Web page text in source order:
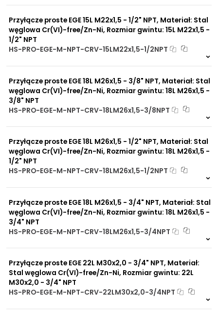
Przyłącze proste EGE 15L M22x1,5 - 1/2" NPT, Materiał: Stal
węglowa Cr(VI)-free/Zn-Ni, Rozmiar gwintu: 15L M22x1,5 -
1/2" NPT
HS-PRO-EGE-M-NPT-CRV-15LM22x1,5-1/2NPT
Przyłącze proste EGE 18L M26x1,5 - 3/8" NPT, Materiał: Stal
węglowa Cr(VI)-free/Zn-Ni, Rozmiar gwintu: 18L M26x1,5 -
3/8" NPT
HS-PRO-EGE-M-NPT-CRV-18LM26x1,5-3/8NPT
Przyłącze proste EGE 18L M26x1,5 - 1/2" NPT, Materiał: Stal
węglowa Cr(VI)-free/Zn-Ni, Rozmiar gwintu: 18L M26x1,5 -
1/2" NPT
HS-PRO-EGE-M-NPT-CRV-18LM26x1,5-1/2NPT
Przyłącze proste EGE 18L M26x1,5 - 3/4" NPT, Materiał: Stal
węglowa Cr(VI)-free/Zn-Ni, Rozmiar gwintu: 18L M26x1,5 -
3/4" NPT
HS-PRO-EGE-M-NPT-CRV-18LM26x1,5-3/4NPT
Przyłącze proste EGE 22L M30x2,0 - 3/4" NPT, Materiał:
Stal węglowa Cr(VI)-free/Zn-Ni, Rozmiar gwintu: 22L
M30x2,0 - 3/4" NPT
HS-PRO-EGE-M-NPT-CRV-22LM30x2,0-3/4NPT